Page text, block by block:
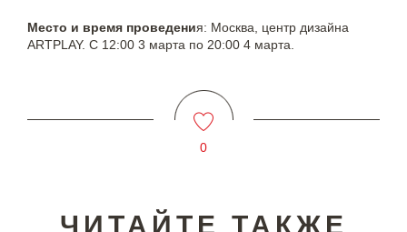
Место и время проведения: Москва, центр дизайна
ARTPLAY. С 12:00 3 марта по 20:00 4 марта.
0
ЧИТАЙТЕ ТАКЖЕ